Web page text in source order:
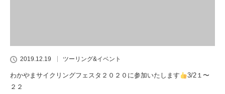
2019.12.19 ツーリング&イベント
わかやまサイクリングフェスタ２０２０に参加いたします
3/2１〜
２２